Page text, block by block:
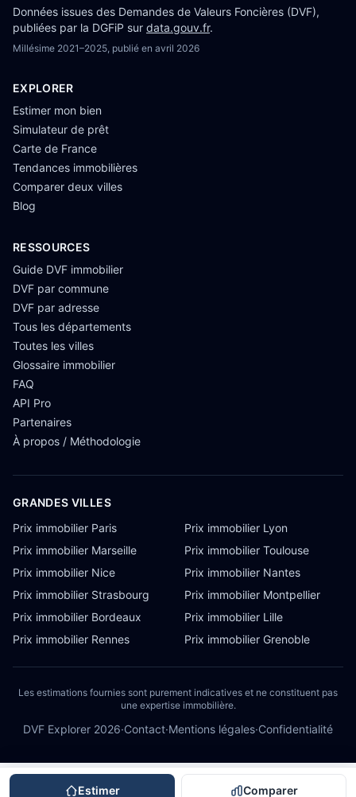
Estimer Comparer
Données issues des Demandes de Valeurs Foncières (DVF),
publiées par la DGFiP sur data.gouv.fr.
Millésime 2021–2025, publié en avril 2026
EXPLORER
Estimer mon bien
Simulateur de prêt
Carte de France
Tendances immobilières
Comparer deux villes
Blog
RESSOURCES
Guide DVF immobilier
DVF par commune
DVF par adresse
Tous les départements
Toutes les villes
Glossaire immobilier
FAQ
API Pro
Partenaires
À propos / Méthodologie
GRANDES VILLES
Prix immobilier Paris
Prix immobilier Lyon
Prix immobilier Marseille
Prix immobilier Toulouse
Prix immobilier Nice
Prix immobilier Nantes
Prix immobilier Strasbourg
Prix immobilier Montpellier
Prix immobilier Bordeaux
Prix immobilier Lille
Prix immobilier Rennes
Prix immobilier Grenoble
Les estimations fournies sont purement indicatives et ne constituent pas
une expertise immobilière.
DVF Explorer 2026·Contact·Mentions légales·Confidentialité